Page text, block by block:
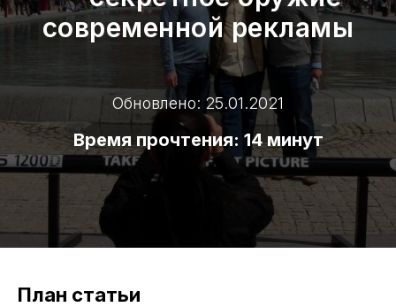
современной рекламы
Обновлено: 25.01.2021
Время прочтения: 14 минут
План статьи